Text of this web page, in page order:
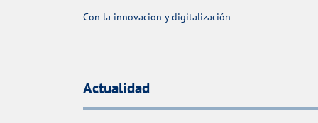
Con la innovacion y digitalización
Actualidad